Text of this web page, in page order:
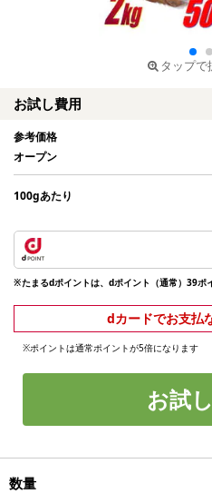
タップで
お試し費用
参考価格
オープン
100gあたり
※たまるdポイントは、dポイント（通常）39ポ
dカードでお支払
※ポイントは通常ポイントが5倍になります
お試
数量